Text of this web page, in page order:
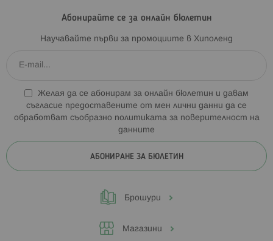
Абонирайте се за онлайн бюлетин
Научавайте първи за промоциите в Хиполенд
Желая да се абонирам за онлайн бюлетин и давам
съгласие предоставените от мен лични данни да се
обработват съобразно политиката за поверителност на
данните
АБОНИРАНЕ ЗА БЮЛЕТИН
Брошури
Магазини